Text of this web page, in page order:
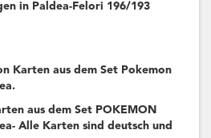
in Paldea-Felori 196/193
Karten aus dem Set Pokemon
aus dem Set POKEMON
Alle Karten sind deutsch und